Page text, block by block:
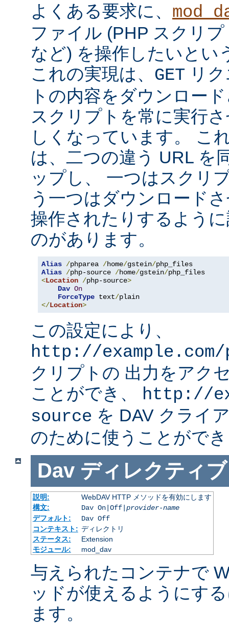
よくある要求に、
ファイル (PHP スクリ
など) を操作したいとい
これの実現は、 GET リ
トの内容をダウンロー
スクリプトを常に実行
しくなっています。 こ
は、二つの違う URL を
ップし、 一つはスクリ
う一つはダウンロード
操作されたりするよう
のがあります。
Alias /phparea /home/gstein/
Alias /php-source /home/gstein/
<Location /php-source>
Dav On
ForceType text/
</Location>
この設定により、
http://example.com/
クリプトの 出力をアク
ことができ、 http://
source を DAV クライ
のために使うことがで
Dav ディレクティブ
説明:
WebDAV HTTP メソッドを有効にします
構文:
Dav On|Off| provider-name
デフォルト:
Dav Off
コンテキスト: ディレクトリ
ステータス:
Extension
モジュール:
mod_dav
与えられたコンテナで
ッドが使えるようにす
ます。